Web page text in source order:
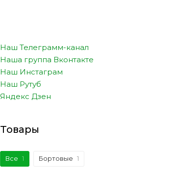
Наш Телеграмм-канал
Наша группа Вконтакте
Наш Инстаграм
Наш Рутуб
Яндекс Дзен
Товары
Все 1 Бортовые 1